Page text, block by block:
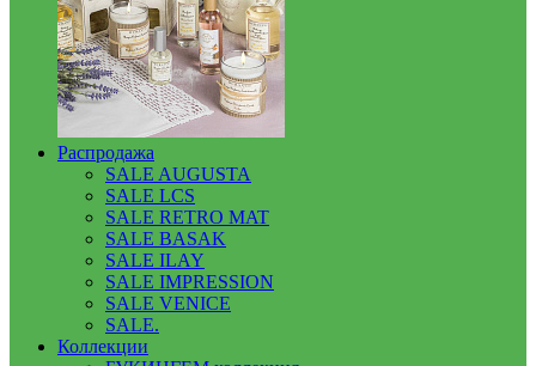
Распродажа
SALE AUGUSTA
SALE LCS
SALE RETRO MAT
SALE BASAK
SALE ILAY
SALE IMPRESSION
SALE VENICE
SALE.
Коллекции